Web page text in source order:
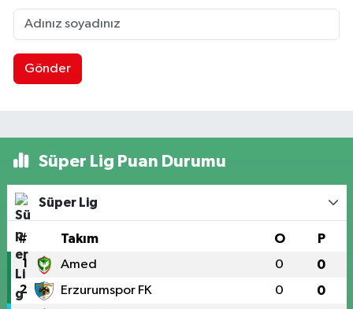
Gönder
Süper Lig Puan Durumu
Süper Lig
# Takım O P
1 Amed 0 0
2 Erzurumspor FK 0 0